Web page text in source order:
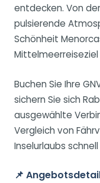
entdecken. Von
pulsierende
Schönheit
Buchen Sie Ihre
sichern Sie sich
ausgewählte
Vergleich von
Inselurlaubs
📌